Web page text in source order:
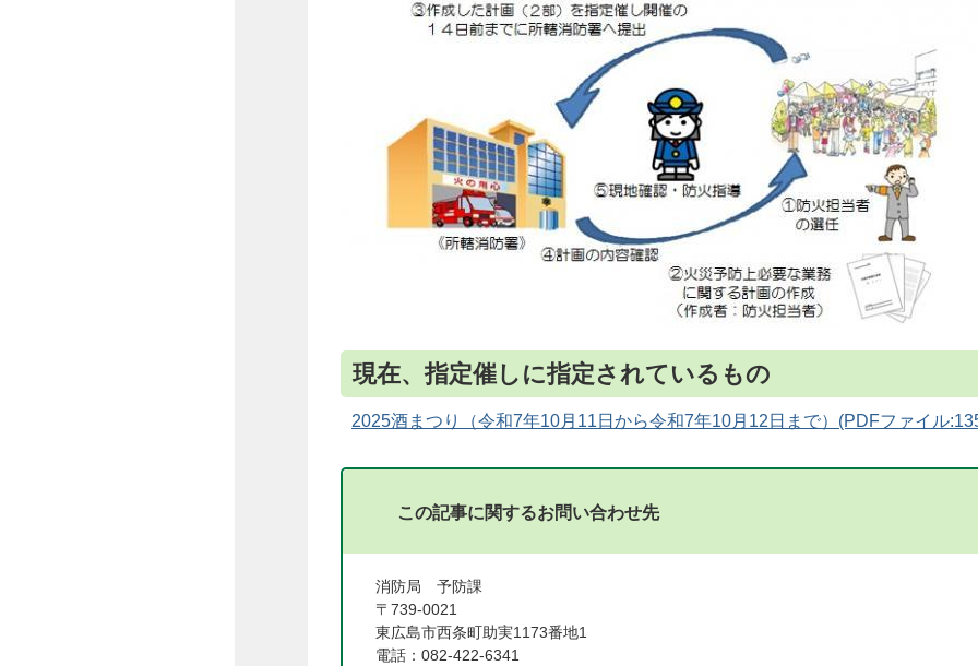
現在、指定催しに指定されているもの
2025酒まつり（令和7年10月11日から令和7年10月12日まで）(PDFファイル
この記事に関するお問い合わせ先
消防局 予防課
〒739-0021
東広島市西条町助実1173番地1
電話：082-422-6341